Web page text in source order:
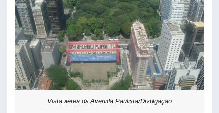
Vista aérea da Avenida Paulista/Divulgação